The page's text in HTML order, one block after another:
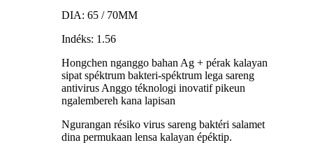
DIA: 65 / 70MM
Indéks: 1.56
Hongchen nganggo bahan Ag + pérak kalayan
sipat spéktrum bakteri-spéktrum lega sareng
antivirus Anggo téknologi inovatif pikeun
ngalembereh kana lapisan
Ngurangan résiko virus sareng baktéri salamet
dina permukaan lensa kalayan épéktip.